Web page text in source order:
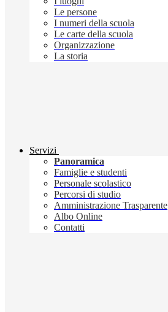
Le persone
I numeri della scuola
Le carte della scuola
Organizzazione
La storia
Servizi
Panoramica
Famiglie e studenti
Personale scolastico
Percorsi di studio
Amministrazione Trasparente
Albo Online
Contatti